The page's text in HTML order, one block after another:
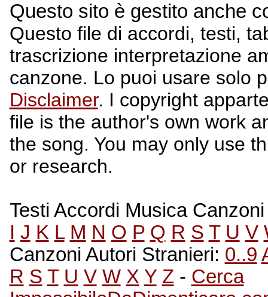
Questo sito è gestito anche
Questo file di accordi, testi,
trascrizione interpretazione
canzone. Lo puoi usare solo
Disclaimer. I copyright
file is the author's own work
the song. You may only use
or research.
Testi Accordi Musica
I J K L M N O P Q R S T U V
Canzoni Autori Stranieri: 0..9
R S T U V W X Y Z- Cerca